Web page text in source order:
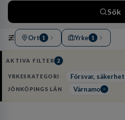
Sök
Ort 1 Yrke 1
AKTIVA FILTER 2
YRKESKATEGORI
JÖNKÖPINGS LÄN Värnamo